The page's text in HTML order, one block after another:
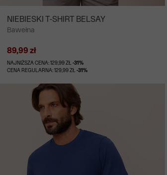
NIEBIESKI T-SHIRT BELSAY
Bawełna
89,99 zł
NAJNIŻSZA CENA: 129,99 ZŁ-31%
CENA REGULARNA: 129,99 ZŁ-31%